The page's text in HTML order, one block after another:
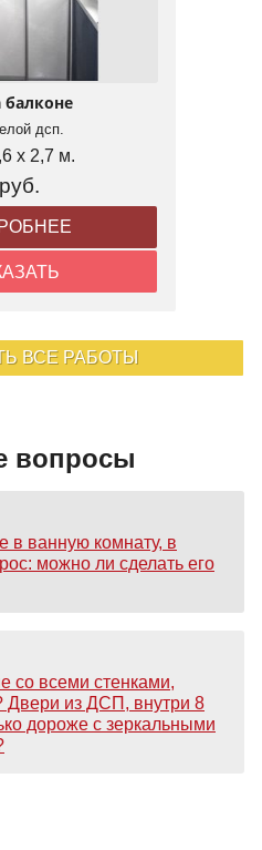
дсп.
x 2,7 м.
руб.
ВСЕ РАБОТЫ
вопросы
в ванную комнату, в
можно ли сделать его
со всеми стенками,
из ДСП, внутри 8
дороже с зеркальными